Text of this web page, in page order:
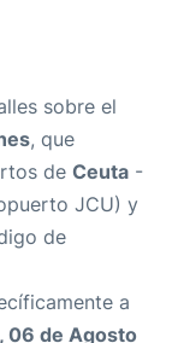
sobre el
, que
de Ceuta -
JCU) y
de
a
06 de Agosto